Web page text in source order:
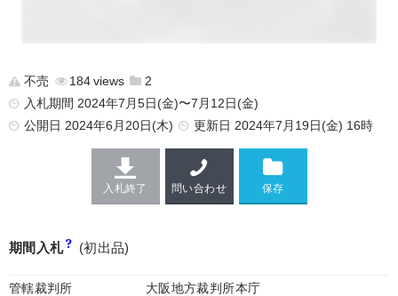
不売 184
2
入札期間 2024年7月5日(金)〜7月12日(金)
公開日 2024年6月20日(木) 更新日 2024年7月19日(金) 16時
入札終了 問い合わせ
期間入札 (初出品)
管轄裁判所
大阪地方裁判所本庁